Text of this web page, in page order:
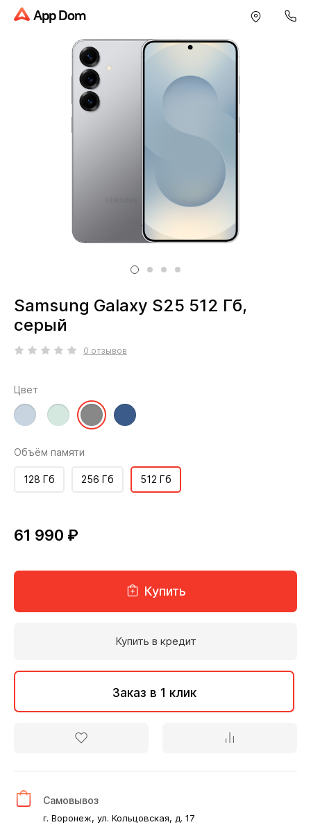
App Dom
Samsung Galaxy S25 512 Гб,
серый
0 отзывов
Цвет
Объём памяти
512 Гб
128 Гб 256 Гб
61 990 ₽
Купить
Купить в кредит
Заказ в 1 клик
Самовывоз
г. Воронеж, ул. Кольцовская, д. 17